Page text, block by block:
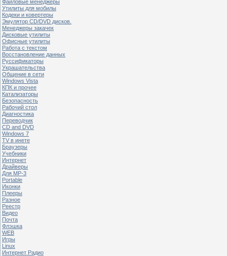
Файловые менеджеры
Утилиты для мобилы
Кодеки и ковертеры
Эмулятор CD/DVD дисков.
Менеджеры закачек
Дисковые утилиты
Офисные утилиты
Работа с текстом
Восстановление данных
Руссификаторы
Украшательства
Общение в сети
Windows Vista
КПК и прочее
Катализаторы
Безопасность
Рабочий стол
Диагностика
Переводчик
CD and DVD
Windows 7
TV в инете
Браузеры
Учебники
Интернет
Драйверы
Для MP-3
Portable
Иконки
Плееры
Разное
Реестр
Видео
Почта
Флэшка
WEB
Игры
Linux
Интернет Радио